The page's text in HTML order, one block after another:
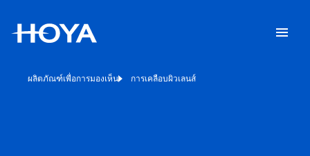
ผลิตภัณฑ์เพื่อการมองเห็น การเคลือบผิวเลนส์